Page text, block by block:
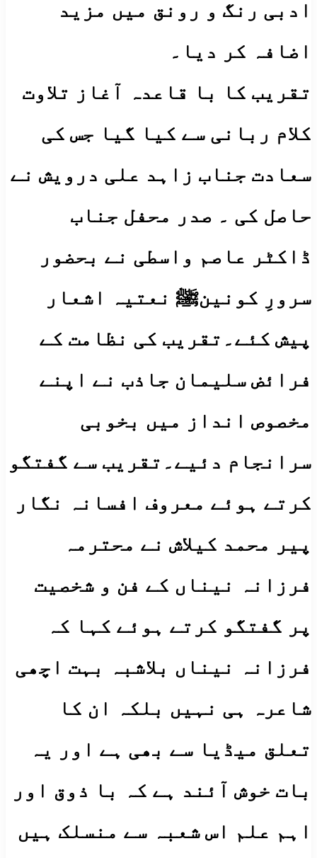
ادبی رنگ و رونق میں مزید
اضافہ کر دیا۔
تقریب کا با قاعدہ آغاز تلاوت
کلام ربانی سے کیا گیا جس کی
سعادت جناب زاہد علی درویش نے
حاصل کی ۔ صدر محفل جناب
ڈاکٹر عاصم واسطی نے بحضور
سرورِ کونینﷺ نعتیہ اشعار
پیش کئے۔تقریب کی نظامت کے
فرائض سلیمان جاذب نے اپنے
مخصوص انداز میں بخوبی
سرانجام دئیے۔تقریب سے گفتگو
کرتے ہوئے معروف افسانہ نگار
پیر محمد کیلاش نے محترمہ
فرزانہ نیناں کے فن و شخصیت
پر گفتگو کرتے ہوئے کہا کہ
فرزانہ نیناں بلاشبہ بہت اچھی
شاعرہ ہی نہیں بلکہ ان کا
تعلق میڈیا سے بھی ہے اور یہ
بات خوش آئند ہے کہ با ذوق اور
اہم علم اس شعبہ سے منسلک ہیں